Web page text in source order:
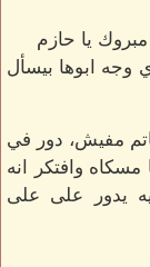
مبروك يا حازم
ابوها بيسأل
مفيش، دور في
وافتكر انه
يدور على على